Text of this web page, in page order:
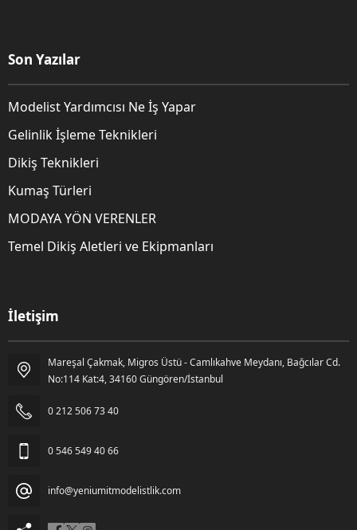
Son Yazılar
Modelist Yardımcısı Ne İş Yapar
Gelinlik İşleme Teknikleri
Dikiş Teknikleri
Kumaş Türleri
MODAYA YÖN VERENLER
Temel Dikiş Aletleri ve Ekipmanları
İletişim
Mareşal Çakmak, Migros Üstü - Camlıkahve Meydanı, Bağcılar Cd.
No:114 Kat:4, 34160 Güngören/İstanbul
0 212 506 73 40
0 546 549 40 66
info@yeniumitmodelistlik.com
Gözde Kara